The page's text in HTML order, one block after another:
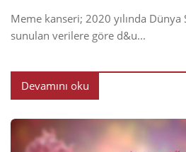
Meme kanseri; 2020 yılında Dünya
sunulan verilere göre d&u...
Devamını oku